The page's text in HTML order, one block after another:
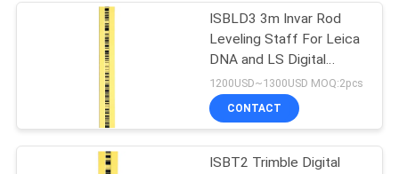
FORDERN
ZITATTachymeterprisma
11
ISBLD3 3m Invar Rod
Leveling Staff For Leica
DNA and LS Digital
Levels
1200USD~1300USD MOQ:2pcs
CONTACT
ISBT2 Trimble Digital